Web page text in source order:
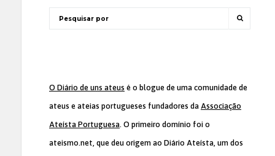
O Diário de uns ateus é o blogue de uma comunidade de
ateus e ateias portugueses fundadores da Associação
Ateísta Portuguesa. O primeiro domínio foi o
ateismo.net, que deu origem ao Diário Ateísta, um dos